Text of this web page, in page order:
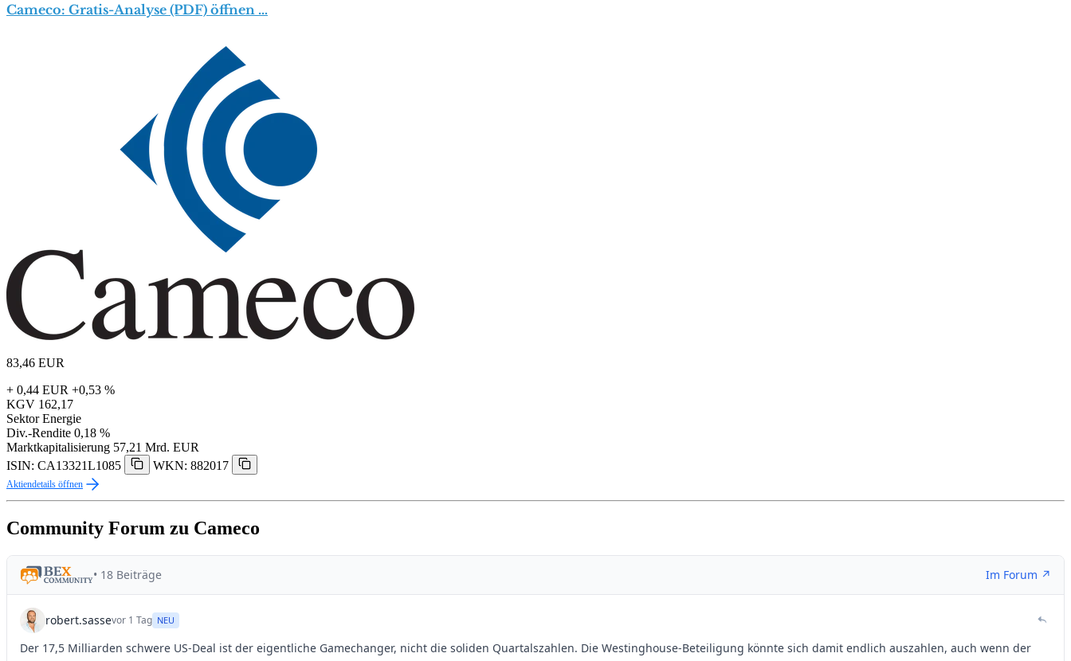
Cameco: Gratis-Analyse (PDF) öffnen …
83,46 EUR
+ 0,44 EUR +0,53 %
KGV 162,17
Sektor Energie
Div.-Rendite 0,18 %
Marktkapitalisierung 57,21 Mrd. EUR
ISIN: CA13321L1085
WKN: 882017
Aktiendetails öffnen
Community Forum zu Cameco